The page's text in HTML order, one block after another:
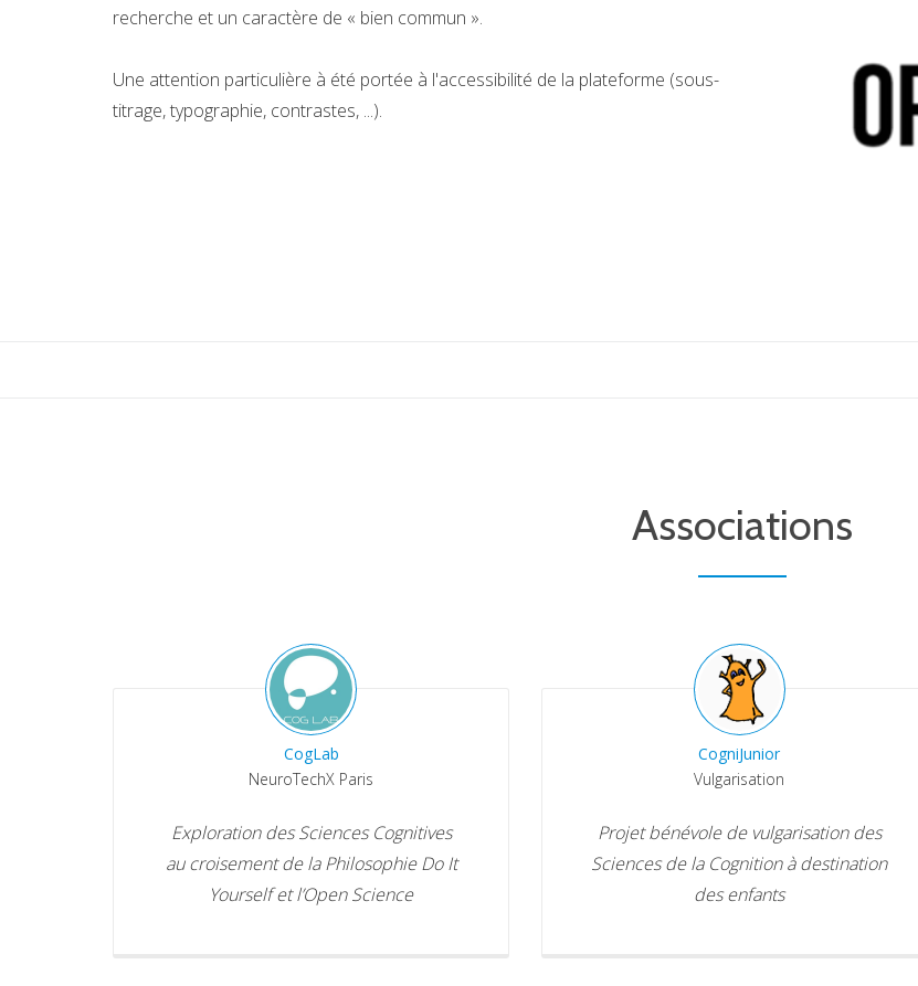
recherche et un caractère de « bien commun ».
Une attention particulière à été portée à l'accessibilité de la plateforme (sous-
titrage, typographie, contrastes, ...).
Associations
CogLab
NeuroTechX Paris
Exploration des Sciences Cognitives
au croisement de la Philosophie Do It
Yourself et l’Open Science
CogniJunior
Vulgarisation
Projet bénévole de vulgarisation des
Sciences de la Cognition à destination
des enfants